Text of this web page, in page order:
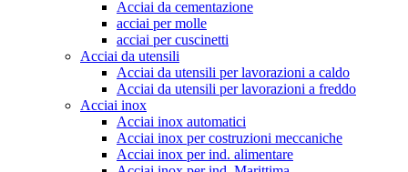
Acciai da cementazione
acciai per molle
acciai per cuscinetti
Acciai da utensili
Acciai da utensili per lavorazioni a caldo
Acciai da utensili per lavorazioni a freddo
Acciai inox
Acciai inox automatici
Acciai inox per costruzioni meccaniche
Acciai inox per ind. alimentare